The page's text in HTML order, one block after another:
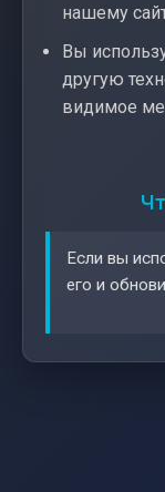
нашему
Вы
другую
видимое
Если вы
его и